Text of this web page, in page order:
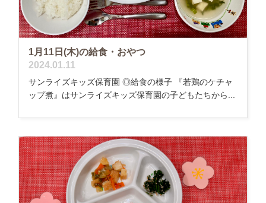
1月11日(木)の給食・おやつ
2024.01.11
サンライズキッズ保育園 ◎給食の様子 『若鶏のケチャ
ップ煮』はサンライズキッズ保育園の子どもたちから...